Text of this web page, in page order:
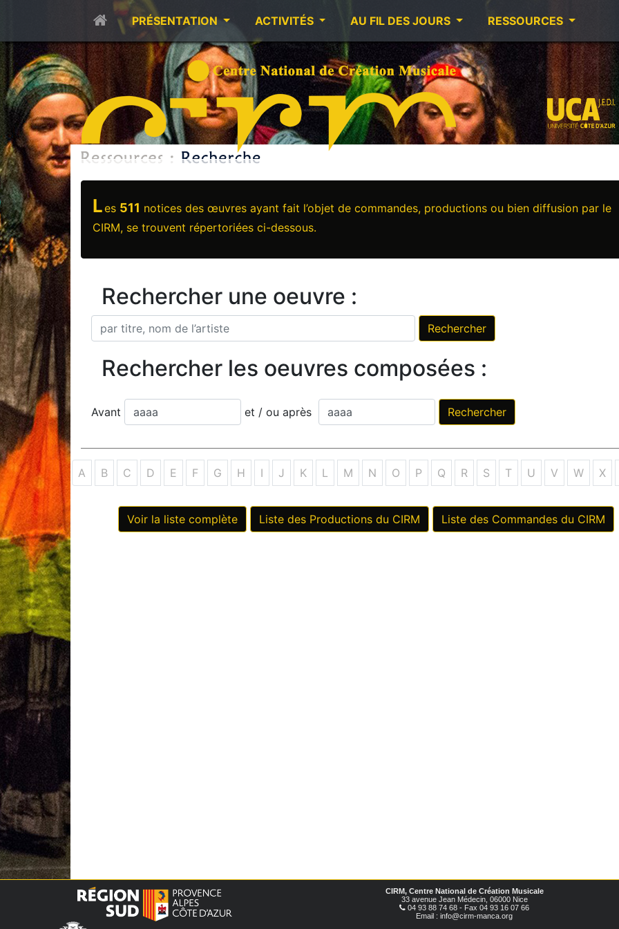
PRÉSENTATION ACTIVITÉS AU FIL DES JOURS RESSOURCES
Les 511 notices des œuvres ayant fait l’objet de commandes, productions ou bien diffusion par le
CIRM, se trouvent répertoriées ci-dessous.
Rechercher une oeuvre :
Rechercher les oeuvres composées :
Avant et / ou après
A B C D E F G H I J K L M N O P Q R S T U V W X
Voir la liste complète Liste des Productions du CIRM Liste des Commandes du CIRM
CIRM, Centre National de Création Musicale
33 avenue Jean Médecin, 06000 Nice
04 93 88 74 68 - Fax 04 93 16 07 66
Email : info@cirm-manca.org